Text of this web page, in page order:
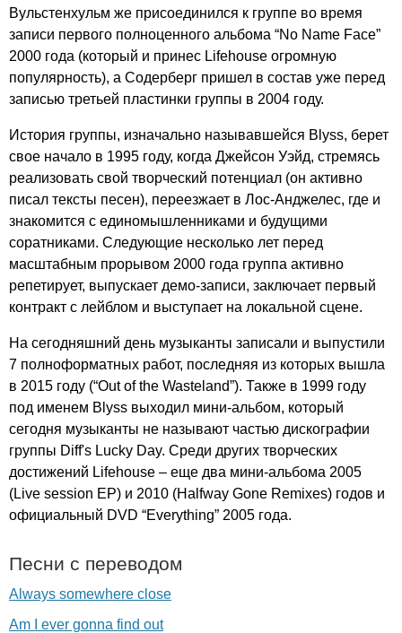
Вульстенхульм же присоединился к группе во время
записи первого полноценного альбома “No Name Face”
2000 года (который и принес Lifehouse огромную
популярность), а Содерберг пришел в состав уже перед
записью третьей пластинки группы в 2004 году.
История группы, изначально называвшейся Blyss, берет
свое начало в 1995 году, когда Джейсон Уэйд, стремясь
реализовать свой творческий потенциал (он активно
писал тексты песен), переезжает в Лос-Анджелес, где и
знакомится с единомышленниками и будущими
соратниками. Следующие несколько лет перед
масштабным прорывом 2000 года группа активно
репетирует, выпускает демо-записи, заключает первый
контракт с лейблом и выступает на локальной сцене.
На сегодняшний день музыканты записали и выпустили
7 полноформатных работ, последняя из которых вышла
в 2015 году (“Out of the Wasteland”). Также в 1999 году
под именем Blyss выходил мини-альбом, который
сегодня музыканты не называют частью дискографии
группы Diff's Lucky Day. Среди других творческих
достижений Lifehouse – еще два мини-альбома 2005
(Live session EP) и 2010 (Halfway Gone Remixes) годов и
официальный DVD “Everything” 2005 года.
Песни с переводом
Always somewhere close
Am I ever gonna find out